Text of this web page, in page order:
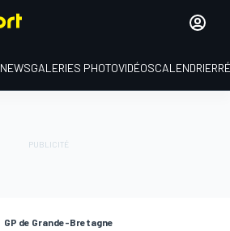
NEWSGALERIES PHOTOVIDÉOSCALENDRIER
GP de Grande-Bretagne